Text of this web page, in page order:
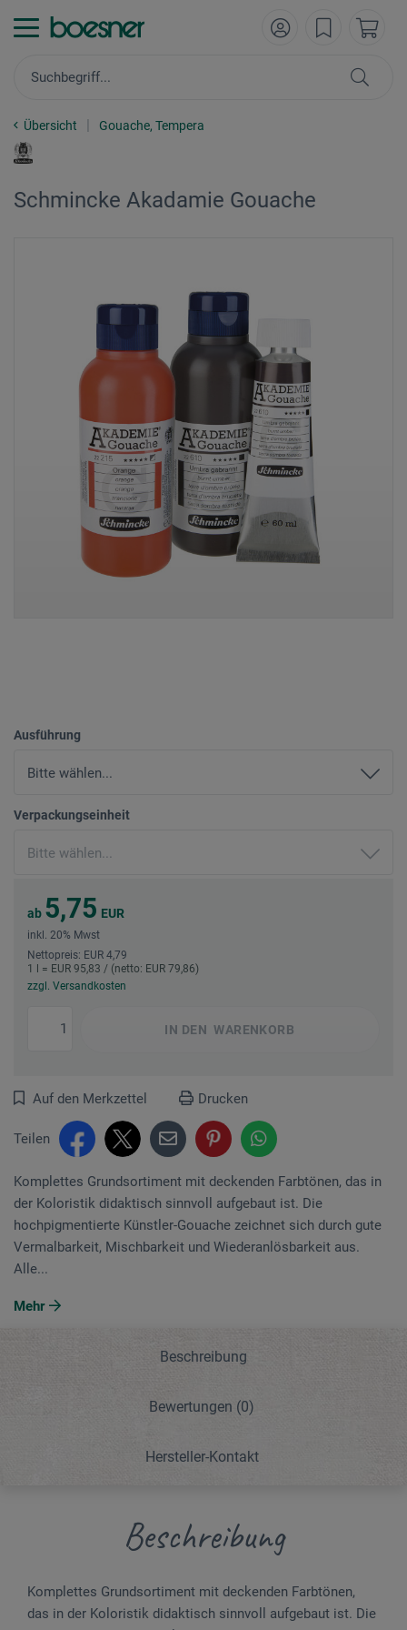
Übersicht Gouache, Tempera
Schmincke Akadamie Gouache
Ausführung
Verpackungseinheit
ab 5,75 EUR
inkl. 20% Mwst
Nettopreis: EUR 4,79
1 l = EUR 95,83 / (netto: EUR 79,86)
zzgl. Versandkosten
IN DEN WARENKORB
Auf den Merkzettel Drucken
Teilen
Komplettes Grundsortiment mit deckenden Farbtönen, das in
der Koloristik didaktisch sinnvoll aufgebaut ist. Die
hochpigmentierte Künstler-Gouache zeichnet sich durch gute
Vermalbarkeit, Mischbarkeit und Wiederanlösbarkeit aus.
Alle...
Mehr
Beschreibung
Bewertungen (0)
Hersteller-Kontakt
Beschreibung
Komplettes Grundsortiment mit deckenden Farbtönen,
das in der Koloristik didaktisch sinnvoll aufgebaut ist. Die